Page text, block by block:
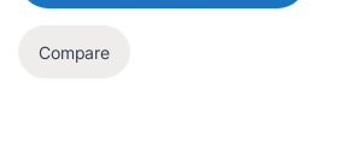
Compare